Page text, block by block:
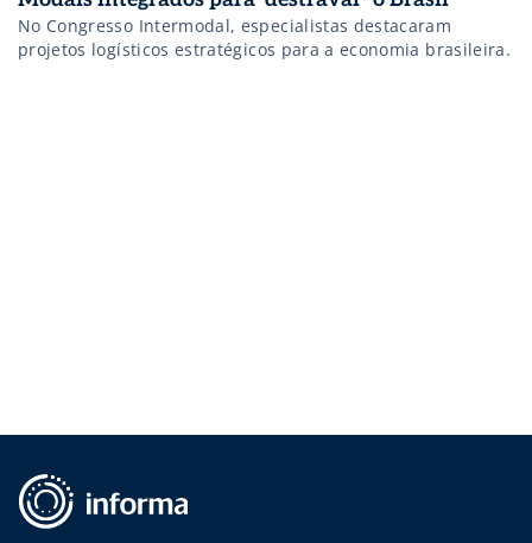
No Congresso Intermodal, especialistas destacaram
projetos logísticos estratégicos para a economia brasileira.